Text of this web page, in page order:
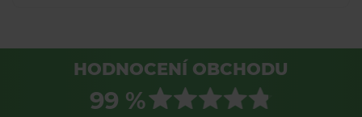
HODNOCENÍ OBCHODU
99 %